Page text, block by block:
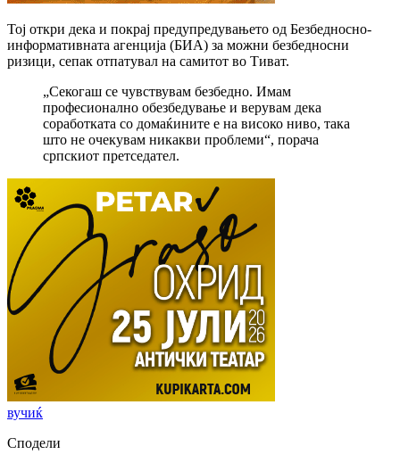
Тој откри дека и покрај предупредувањето од Безбедносно-
информативната агенција (БИА) за можни безбедносни
ризици, сепак отпатувал на самитот во Тиват.
„Секогаш се чувствувам безбедно. Имам
професионално обезбедување и верувам дека
соработката со домаќините е на високо ниво, така
што не очекувам никакви проблеми“, порача
српскиот претседател.
вучиќ
Сподели